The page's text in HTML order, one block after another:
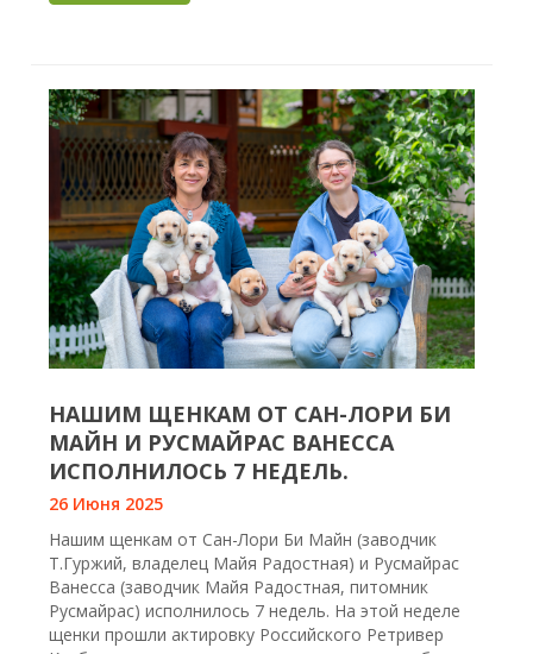
НАШИМ ЩЕНКАМ ОТ САН-ЛОРИ БИ
МАЙН И РУСМАЙРАС ВАНЕССА
ИСПОЛНИЛОСЬ 7 НЕДЕЛЬ.
26 Июня 2025
Нашим щенкам от Сан-Лори Би Майн (заводчик
Т.Гуржий, владелец Майя Радостная) и Русмайрас
Ванесса (заводчик Майя Радостная, питомник
Русмайрас) исполнилось 7 недель. На этой неделе
щенки прошли актировку Российского Ретривер